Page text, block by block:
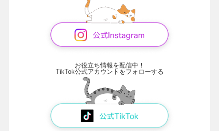
お役立ち情報を配信中！
TikTok公式アカウントをフォローする